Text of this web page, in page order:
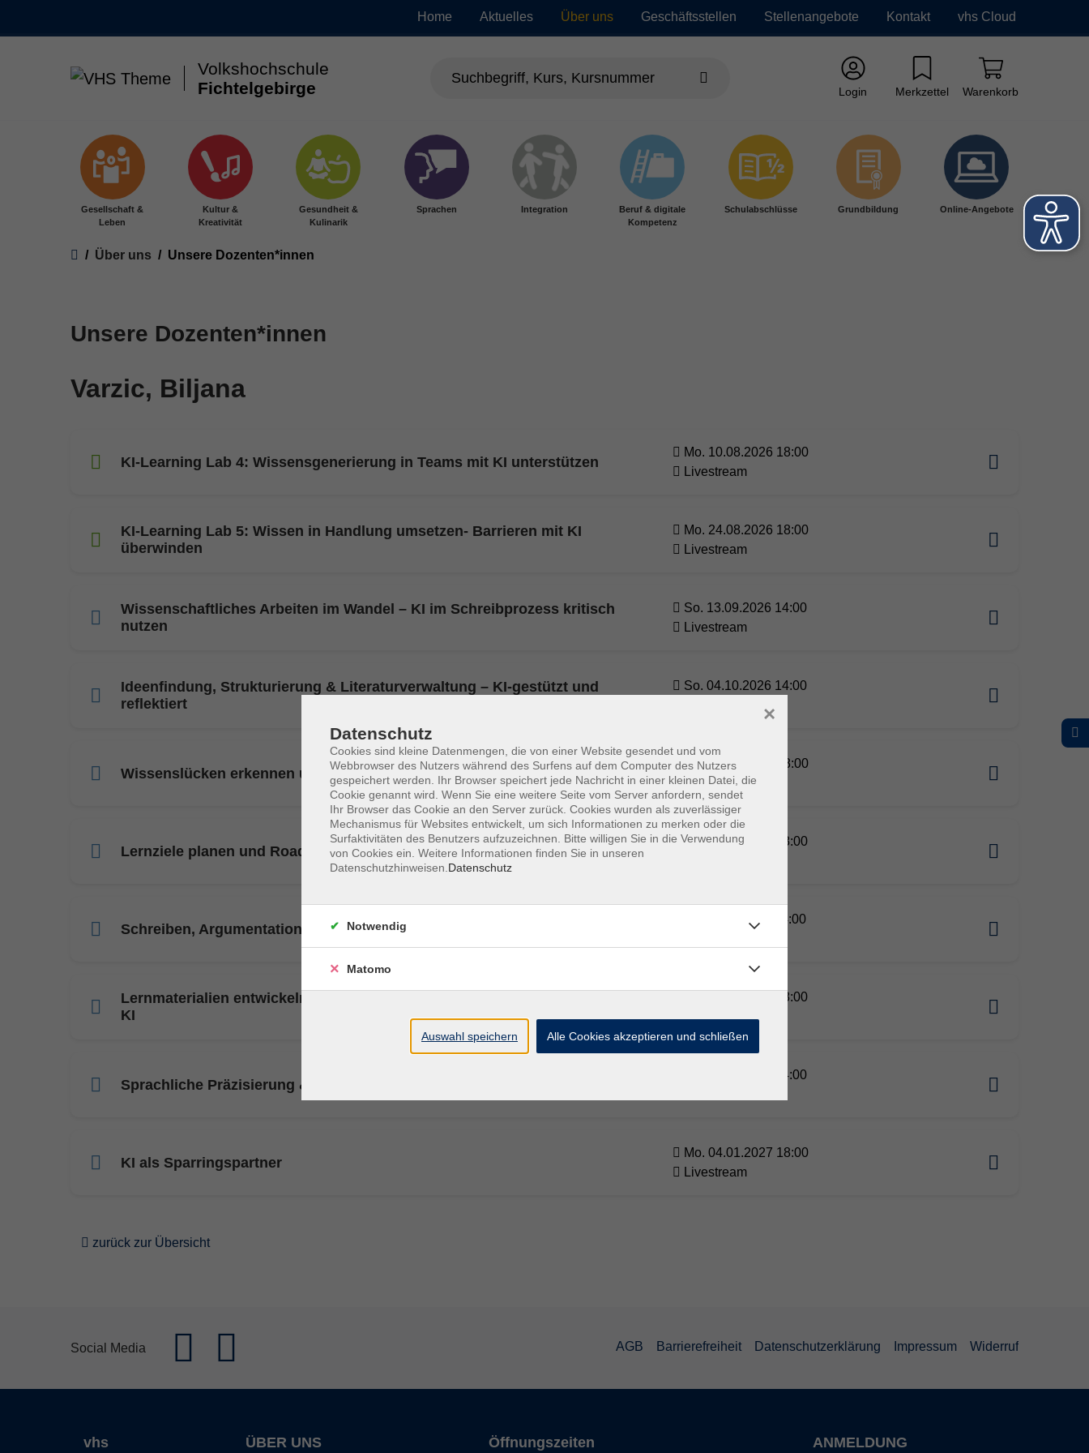
Home Aktuelles Über uns Geschäftsstellen Stellenangebote Kontakt vhs Cloud
Volkshochschule
Fichtelgebirge
Login Merkzettel Warenkorb
Gesellschaft &
Leben
Kultur &
Kreativität
Gesundheit &
Kulinarik
Sprachen Integration
Beruf & digitale
Kompetenz
Schulabschlüsse Grundbildung Online-Angebote
You are here:
Über uns Unsere Dozenten*innen
Unsere Dozenten*innen
Varzic, Biljana
KI-Learning Lab 4: Wissensgenerierung in Teams mit KI unterstützen
Mo. 10.08.2026 18:00
Livestream
KI-Learning Lab 5: Wissen in Handlung umsetzen- Barrieren mit KI
überwinden
Mo. 24.08.2026 18:00
Livestream
Wissenschaftliches Arbeiten im Wandel – KI im Schreibprozess kritisch
nutzen
So. 13.09.2026 14:00
Livestream
Ideenfindung, Strukturierung & Literaturverwaltung – KI-gestützt und
reflektiert
So. 04.10.2026 14:00
Wissenslücken erkennen und gezielt schließen – KI als Lernpartner nutzen
Mo. 12.10.2026 18:00
Livestream
Lernziele planen und Roadmaps entwickeln – Learning Design mit KI
Mo. 09.11.2026 18:00
Schreiben, Argumentationslogik und Quellenarbeit – KI kritisch einsetzen
So. 15.11.2026 14:00
Lernmaterialien entwickeln – interaktive Übungen, Quizze und Selbsttests mit
KI
Mo. 30.11.2026 18:00
Livestream
Sprachliche Präzisierung & Stilkontrolle – KI als krit. Optimierungswerkzeug
So. 03.01.2027 14:00
KI als Sparringspartner
Mo. 04.01.2027 18:00
Livestream
zurück zur Übersicht
Social Media AGB Barrierefreiheit Datenschutzerklärung Impressum Widerruf
vhs
ÜBER UNS Öffnungszeiten ANMELDUNG
Datenschutz
Cookies sind kleine Datenmengen, die von einer Website gesendet und vom
Webbrowser des Nutzers während des Surfens auf dem Computer des Nutzers
gespeichert werden. Ihr Browser speichert jede Nachricht in einer kleinen Datei, die
Cookie genannt wird. Wenn Sie eine weitere Seite vom Server anfordern, sendet
Ihr Browser das Cookie an den Server zurück. Cookies wurden als zuverlässiger
Mechanismus für Websites entwickelt, um sich Informationen zu merken oder die
Surfaktivitäten des Benutzers aufzuzeichnen. Bitte willigen Sie in die Verwendung
von Cookies ein. Weitere Informationen finden Sie in unseren
Datenschutzhinweisen. Datenschutz
×
Notwendig
Matomo
Auswahl speichern Alle Cookies akzeptieren und schließen